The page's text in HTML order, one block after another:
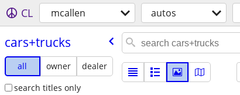
CL mcallen autos
cars+trucks
all owner
dealer
search titles only